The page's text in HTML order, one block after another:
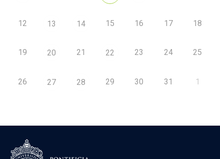
12 13 14 15 16 17 18
19 20 21 22 23 24 25
26 27 28 29 30 31 1